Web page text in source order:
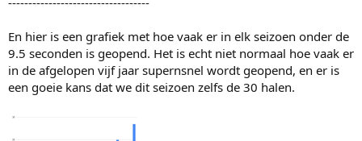
En hier is een grafiek met hoe vaak er in elk seizoen onder de
9.5 seconden is geopend. Het is echt niet normaal hoe vaak er
in de afgelopen vijf jaar supernsnel wordt geopend, en er is
een goeie kans dat we dit seizoen zelfs de 30 halen.